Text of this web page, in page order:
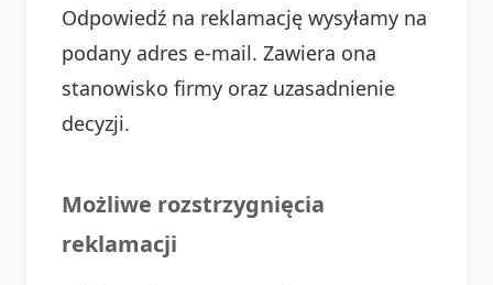
Odpowiedź na reklamację wysyłamy na
podany adres e-mail. Zawiera ona
stanowisko firmy oraz uzasadnienie
decyzji.
Możliwe rozstrzygnięcia
reklamacji